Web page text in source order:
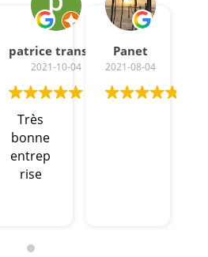
patrice transler
2021-10-04
Très
bonne
entrep
rise
Panet
2021-08-04